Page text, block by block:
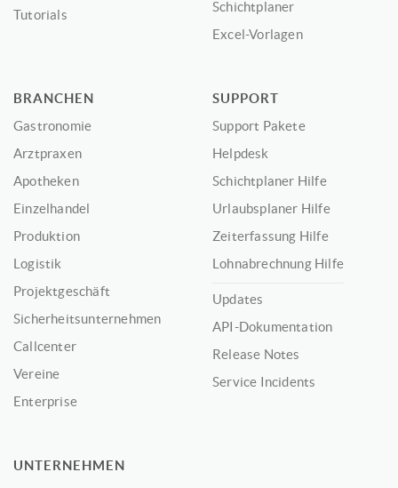
Tutorials
Schichtplaner
Excel-Vorlagen
BRANCHEN
Gastronomie
Arztpraxen
Apotheken
Einzelhandel
Produktion
Logistik
Projektgeschäft
Sicherheitsunternehmen
Callcenter
Vereine
Enterprise
SUPPORT
Support Pakete
Helpdesk
Schichtplaner Hilfe
Urlaubsplaner Hilfe
Zeiterfassung Hilfe
Lohnabrechnung Hilfe
Updates
API-Dokumentation
Release Notes
Service Incidents
UNTERNEHMEN